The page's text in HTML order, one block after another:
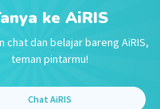
ke AiRIS
chat dan belajar bareng AiRIS,
teman pintarmu!
Chat AiRIS